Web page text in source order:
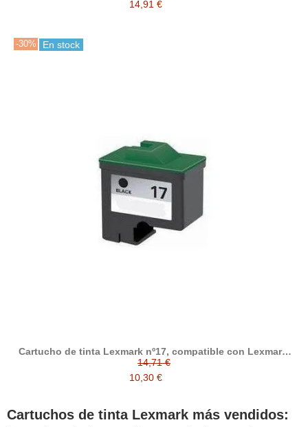
14,91 €
-30% En stock
Cartucho de tinta Lexmark nº17, compatible con Lexmark,
negro
14,71 €
10,30 €
Cartuchos de tinta Lexmark más vendidos: